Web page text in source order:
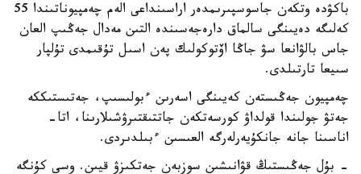
باكۋدە وتكەن جاسوسپىرىمدەر اراسىنداعى الەم چەمپيوناتىندا 55
كەلىگە دەيىنگى سالماق دارەجەسىندە التىن مەدال جەڭىپ العان
جاس بالۋانعا سۋ جاڭا اۆتوكولىك پەن اسىل تۇقىمدى تۇلپار
سىيعا تارتىلدى.
چەمپيون جەڭىستەن كەيىنگى اسەرىن ءبولىسىپ، جەتىستىككە
جەتۋ جولىندا قولداۋ كورسەتكەن جاتتىقتىرۋشىلارىنا، اتا-
اناسىنا جانە جانكۇيەرلەرگە العىسىن ءبىلدىردى.
- بۇل جەڭىستىڭ قۋانىشىن سوزبەن جەتكىزۋ قيىن. وسى كۇنگە